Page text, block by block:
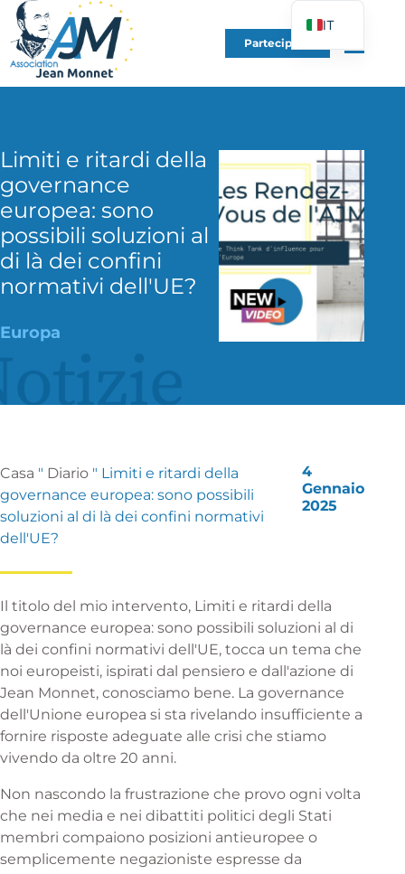
Partecipare
Limiti e ritardi della
governance
europea: sono
possibili soluzioni al
di là dei confini
normativi dell'UE?
Europa
Casa " Diario " Limiti e ritardi della
governance europea: sono possibili
soluzioni al di là dei confini normativi
dell'UE?
4
Gennaio
2025
Il titolo del mio intervento, Limiti e ritardi della
governance europea: sono possibili soluzioni al di
là dei confini normativi dell'UE, tocca un tema che
noi europeisti, ispirati dal pensiero e dall'azione di
Jean Monnet, conosciamo bene. La governance
dell'Unione europea si sta rivelando insufficiente a
fornire risposte adeguate alle crisi che stiamo
vivendo da oltre 20 anni.
Non nascondo la frustrazione che provo ogni volta
che nei media e nei dibattiti politici degli Stati
membri compaiono posizioni antieuropee o
semplicemente negazioniste espresse da
IT
FR
EN
PL
UK